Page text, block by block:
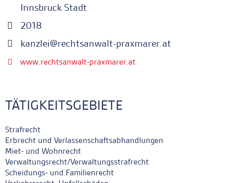
Innsbruck Stadt
2018
kanzlei@rechtsanwalt-praxmarer.at
www.rechtsanwalt-praxmarer.at
TÄTIGKEITSGEBIETE
Strafrecht
Erbrecht und Verlassenschaftsabhandlungen
Miet- und Wohnrecht
Verwaltungsrecht/Verwaltungsstrafrecht
Scheidungs- und Familienrecht